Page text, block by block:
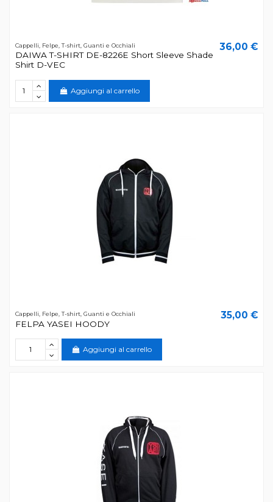
Cappelli, Felpe, T-shirt, Guanti e Occhiali
DAIWA T-SHIRT DE-8226E Short Sleeve Shade
Shirt D-VEC
36,00 €
Aggiungi al carrello
Cappelli, Felpe, T-shirt, Guanti e Occhiali
FELPA YASEI HOODY
35,00 €
Aggiungi al carrello